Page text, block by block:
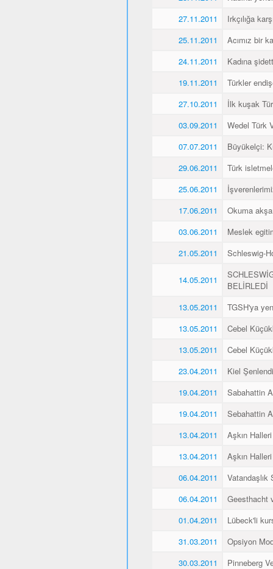
27.11.2011
Irkçılığa
25.11.2011
Acımız bir
24.11.2011
Kadına
19.11.2011
Türkler
27.10.2011
İlk kuşak
03.09.2011
Wedel Türk
07.07.2011
Büyükelçi:
29.06.2011
Türk
25.06.2011
17.06.2011
Okuma
03.06.2011
Meslek
21.05.2011
Schleswig-
14.05.2011
BELİRLEDİ
13.05.2011
TGSH'ya
13.05.2011
Cebel
13.05.2011
Cebel
23.04.2011
Kiel Şenlendi
19.04.2011
Sabahattin
19.04.2011
Sebahattin
13.04.2011
Aşkın Halleri
13.04.2011
Aşkın
06.04.2011
Vatandaşlık
06.04.2011
Geesthacht
01.04.2011
Lübeck'li
31.03.2011
Opsiyon
30.03.2011
Pinneberg